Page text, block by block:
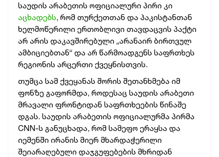
საუდის არაბეთის ოფიციალური პირი კი
აცხადებს, რომ თურქეთთან და პაკისტანთან
ხელმოწერილი ერთობლივი თავდაცვის პაქტი
არ არის დაკავშირებული „არანაირ ბირთვულ
ამბიციებთან“ და არ წარმოადგენს საფრთხეს
რეგიონის არცერთი ქვეყნისთვის.
თუმცა სამ ქვეყანას შორის შეთანხმება იმ
ფონზე გაფორმდა, როდესაც საუდის არაბეთი
მრავალი ფრონტიდან საფრთხეების წინაშე
დგას. საუდის არაბეთის ოფიციალურმა პირმა
CNN-ს განუცხადა, რომ სამეფო ერაყსა და
იემენში ირანის მიერ მხარდაჭერილი
შეიარაღებული დაჯგუფებების მხრიდან